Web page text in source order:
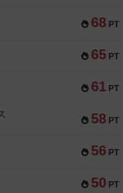
68 PT
65 PT
61 PT
58 PT
56 PT
50 PT